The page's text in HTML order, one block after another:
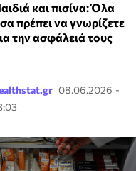
και πισίνα: Όλα
πρέπει να γνωρίζετε
την ασφάλειά τους
08.06.2026 -